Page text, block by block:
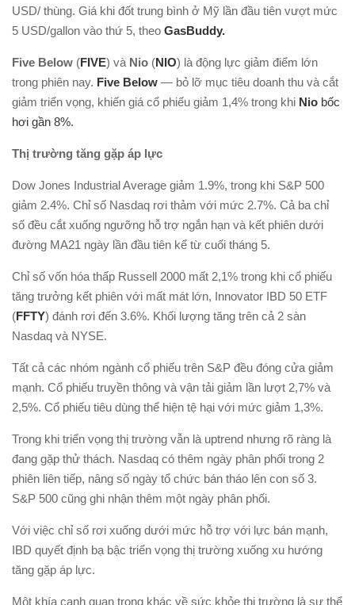
USD/ thùng. Giá khi đốt trung bình ở Mỹ lần đầu tiên vượt mức
5 USD/gallon vào thứ 5, theo GasBuddy.
Five Below (FIVE) và Nio (NIO) là động lực giảm điểm lớn
trong phiên nay. Five Below — bỏ lỡ mục tiêu doanh thu và cắt
giảm triển vọng, khiến giá cổ phiếu giảm 1,4% trong khi Nio bốc
hơi gần 8%.
Thị trường tăng gặp áp lực
Dow Jones Industrial Average giảm 1.9%, trong khi S&P 500
giảm 2.4%. Chỉ số Nasdaq rơi thảm với mức 2.7%. Cả ba chỉ
số đều cắt xuống ngưỡng hỗ trợ ngắn hạn và kết phiên dưới
đường MA21 ngày lần đầu tiên kể từ cuối tháng 5.
Chỉ số vốn hóa thấp Russell 2000 mất 2,1% trong khi cổ phiếu
tăng trưởng kết phiên với mất mát lớn, Innovator IBD 50 ETF
(FFTY) đánh rơi đến 3.6%. Khối lượng tăng trên cả 2 sàn
Nasdaq và NYSE.
Tất cả các nhóm ngành cổ phiếu trên S&P đều đóng cửa giảm
mạnh. Cổ phiếu truyền thông và vận tải giảm lần lượt 2,7% và
2,5%. Cổ phiếu tiêu dùng thể hiện tệ hại với mức giảm 1,3%.
Trong khi triển vọng thị trường vẫn là uptrend nhưng rõ ràng là
đang gặp thử thách. Nasdaq có thêm ngày phân phối trong 2
phiên liên tiếp, nâng số ngày tổ chức bán tháo lên con số 3.
S&P 500 cũng ghi nhận thêm một ngày phân phối.
Với việc chỉ số rơi xuống dưới mức hỗ trợ với lực bán mạnh,
IBD quyết định bạ bậc triển vọng thị trường xuống xu hướng
tăng gặp áp lực.
Một khía cạnh quan trọng khác về sức khỏe thị trường là sự thể